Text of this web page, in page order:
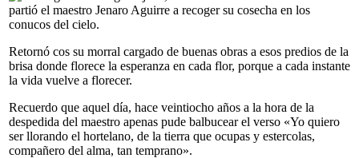
partió el maestro Jenaro Aguirre a recoger su cosecha en los
conucos del cielo.
Retornó cos su morral cargado de buenas obras a esos predios de la
brisa donde florece la esperanza en cada flor, porque a cada instante
la vida vuelve a florecer.
Recuerdo que aquel día, hace veintiocho años a la hora de la
despedida del maestro apenas pude balbucear el verso «Yo quiero
ser llorando el hortelano, de la tierra que ocupas y estercolas,
compañero del alma, tan temprano».